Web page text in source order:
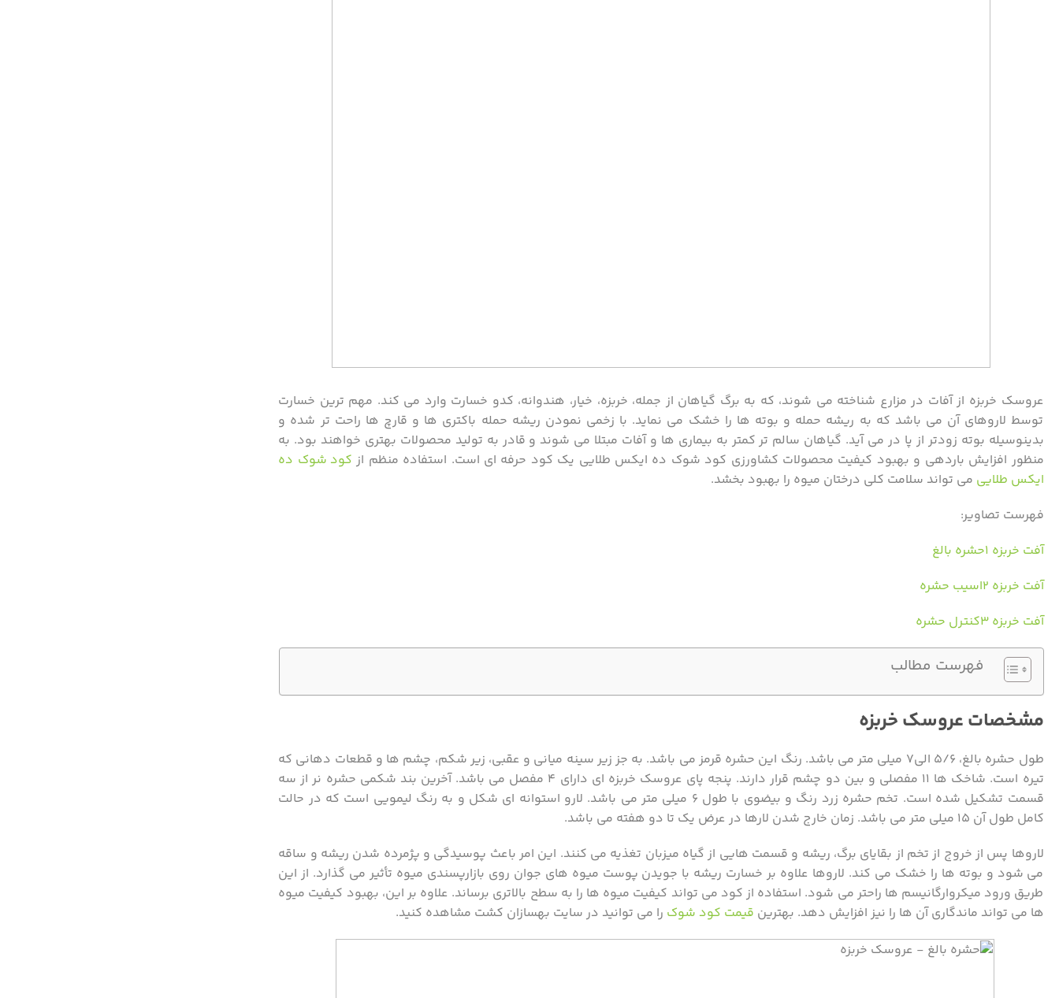
عروسک خربزه از آفات در مزارع شناخته می شوند، که به برگ گیاهان از جمله، خربزه، خیار، هندوانه، کدو خسارت وارد می کند. مهم ترین خسارت
توسط لاروهای آن می باشد که به ریشه حمله و بوته ها را خشک می نماید. با زخمی نمودن ریشه حمله باکتری ها و قارچ ها راحت تر شده و
بدینوسیله بوته زودتر از پا در می آید. گیاهان سالم تر کمتر به بیماری ها و آفات مبتلا می شوند و قادر به تولید محصولات بهتری خواهند بود. به
منظور افزایش باردهی و بهبود کیفیت محصولات کشاورزی کود شوک ده ایکس طلایی یک کود حرفه ای است. استفاده منظم از کود شوک ده
ایکس طلایی می تواند سلامت کلی درختان میوه را بهبود بخشد.
فهرست تصاویر:
آفت خربزه ۱حشره بالغ
آفت خربزه ۲اسیب حشره
آفت خربزه ۳کنترل حشره
فهرست مطالب
مشخصات عروسک خربزه
طول حشره بالغ، ۵/۶ الی۷ میلی متر می باشد. رنگ این حشره قرمز می باشد. به جز زیر سینه میانی و عقبی، زیر شکم، چشم ها و قطعات دهانی که
تیره است. شاخک ها ۱۱ مفصلی و بین دو چشم قرار دارند. پنجه پای عروسک خربزه ای دارای ۴ مفصل می باشد. آخرین بند شکمی حشره نر از سه
قسمت تشکیل شده است. تخم حشره زرد رنگ و بیضوی با طول ۶ میلی متر می باشد. لارو استوانه ای شکل و به رنگ لیمویی است که در حالت
کامل طول آن ۱۵ میلی متر می باشد. زمان خارج شدن لارها در عرض یک تا دو هفته می باشد.
لاروها پس از خروج از تخم از بقایای برگ، ریشه و قسمت هایی از گیاه میزبان تغذیه می کنند. این امر باعث پوسیدگی و پژمرده شدن ریشه و ساقه
می شود و بوته ها را خشک می کند. لاروها علاوه بر خسارت ریشه با جویدن پوست میوه های جوان روی بازارپسندی میوه تأثیر می گذارد. از این
طریق ورود میکروارگانیسم ها راحتر می شود. استفاده از کود می تواند کیفیت میوه ها را به سطح بالاتری برساند. علاوه بر این، بهبود کیفیت میوه
ها می تواند ماندگاری آن ها را نیز افزایش دهد. بهترین قیمت کود شوک را می توانید در سایت بهسازان کشت مشاهده کنید.